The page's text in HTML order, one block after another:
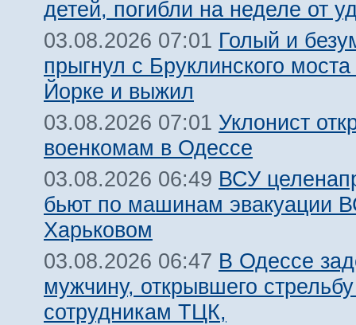
детей, погибли на неделе от
03.08.2026 07:01 Голый и
прыгнул с Бруклинского
Йорке и выжил
03.08.2026 07:01 Уклонист
военкомам в Одессе
03.08.2026 06:49 ВСУ
бьют по машинам эвакуации
Харьковом
03.08.2026 06:47 В Одессе
мужчину, открывшего
сотрудникам ТЦК,